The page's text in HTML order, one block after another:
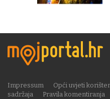
Impressum Opći uvjeti
sadržaja
Pravila komentiranja